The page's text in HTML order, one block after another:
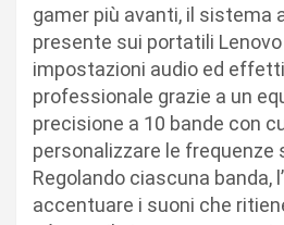
gamer più avanti, il sistema
presente sui portatili
impostazioni audio ed
professionale grazie a un
precisione a 10 bande con
personalizzare le frequenze
Regolando ciascuna banda,
accentuare i suoni che